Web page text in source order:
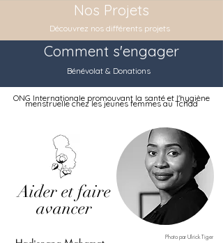
Nos Projets
Découvrez nos différents projets
Comment s'engager
Bénévolat & Donations
ONG Internationale promouvant la santé et l'hygiène
menstruelle chez les jeunes femmes au Tchad
Aider et faire
avancer
Photo par Ulrick Tiger